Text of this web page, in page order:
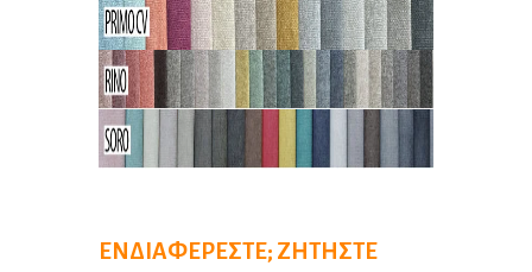
ΕΝΔΙΑΦΈΡΕΣΤΕ; ΖΗΤΉΣΤΕ